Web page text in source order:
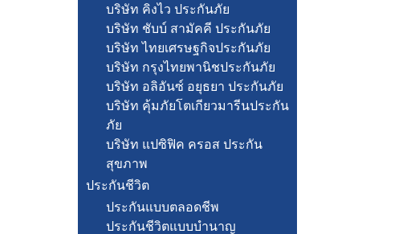
บริษัท คิงไว ประกันภัย
บริษัท ชับบ์ สามัคคี ประกันภัย
บริษัท ไทยเศรษฐกิจประกันภัย
บริษัท กรุงไทยพานิชประกันภัย
บริษัท อลิอันซ์ อยุธยา ประกันภัย
บริษัท คุ้มภัยโตเกียวมารีนประกัน
ภัย
บริษัท แปซิฟิค ครอส ประกัน
สุขภาพ
ประกันชีวิต
ประกันแบบตลอดชีพ
ประกันชีวิตแบบบำนาญ